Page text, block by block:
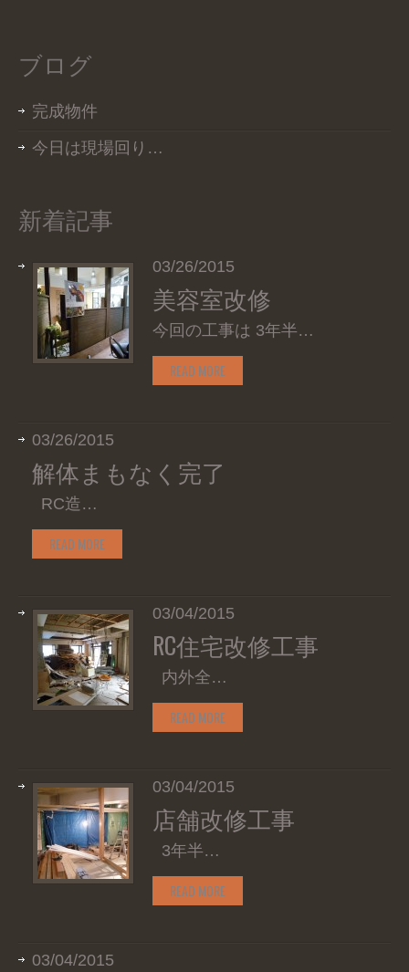
ブログ
完成物件
今日は現場回り…
新着記事
03/26/2015
美容室改修
今回の工事は 3年半…
READ MORE
03/26/2015
解体まもなく完了
RC造…
READ MORE
03/04/2015
RC住宅改修工事
内外全…
READ MORE
03/04/2015
店舗改修工事
3年半…
READ MORE
03/04/2015